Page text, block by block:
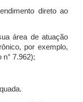
direto ao
área de atuação
por exemplo,
7.962);